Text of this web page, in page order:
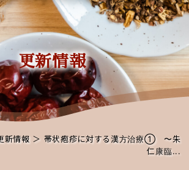
更新情報
新情報＞ 帯状疱疹に対する漢方治療① 〜朱
仁康臨...